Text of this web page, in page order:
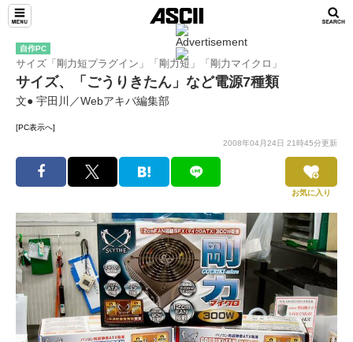
自作PC
サイズ「剛力短プラグイン」「剛力短」「剛力マイクロ」
サイズ、「ごうりきたん」など電源7種類
文● 宇田川／Webアキバ編集部
[PC表示へ]
2008年04月24日 21時45分更新
お気に入り